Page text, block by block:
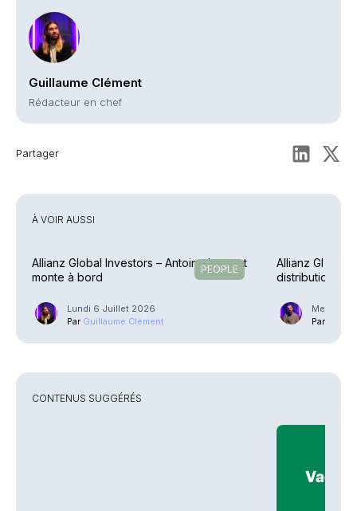
Guillaume Clément
Rédacteur en chef
Partager
À VOIR AUSSI
PEOPLE
Allianz Global Investors – Antoine Laurent
monte à bord
Lundi 6 Juillet 2026
Par Guillaume Clément
Allianz GI –
distribution en
Mercredi
Par
CONTENUS SUGGÉRÉS